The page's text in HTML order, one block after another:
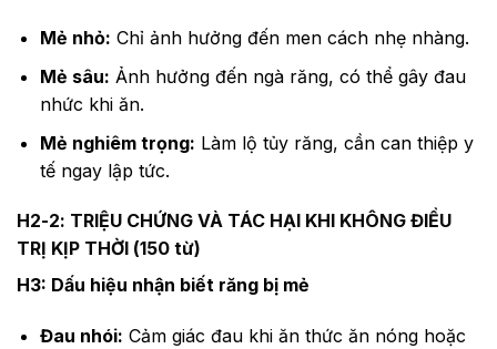
Mẻ nhỏ: Chỉ ảnh hưởng đến men cách nhẹ nhàng.
Mẻ sâu: Ảnh hưởng đến ngà răng, có thể gây đau
nhức khi ăn.
Mẻ nghiêm trọng: Làm lộ tủy răng, cần can thiệp y
tế ngay lập tức.
H2-2: TRIỆU CHỨNG VÀ TÁC HẠI KHI KHÔNG ĐIỀU
TRỊ KỊP THỜI (150 từ)
H3: Dấu hiệu nhận biết răng bị mẻ
Đau nhói: Cảm giác đau khi ăn thức ăn nóng hoặc